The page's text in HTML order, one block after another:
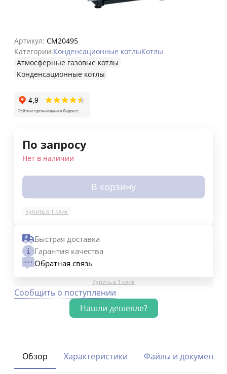
Артикул: CM20495
Категории:Конденсационные котлыКотлы
Атмосферные газовые котлы
Конденсационные котлы
По запросу
Нет в наличии
В корзину
Купить в 1 клик
Быстрая доставка
Гарантия качества
Обратная связь
Купить в 1 клик
Сообщить о поступлении
Обзор Характеристики Файлы и документы